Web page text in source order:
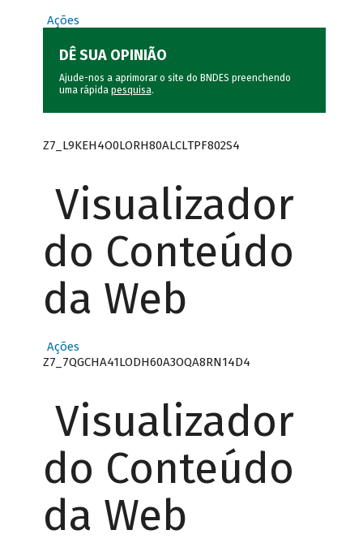
Ações
DÊ SUA OPINIÃO
Ajude-nos a aprimorar o site do BNDES preenchendo
uma rápida pesquisa.
Z7_L9KEH4O0LORH80ALCLTPF802S4
Visualizador
do Conteúdo
da Web
Ações
Z7_7QGCHA41LODH60A3OQA8RN14D4
Visualizador
do Conteúdo
da Web